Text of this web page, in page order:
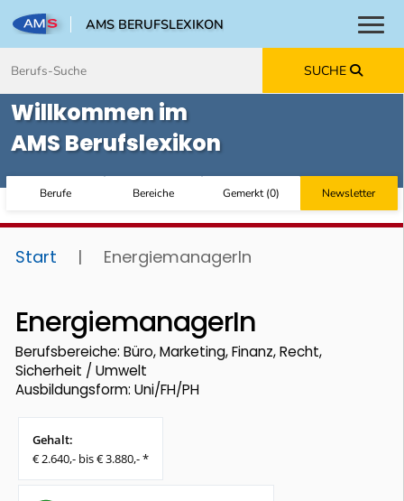
AMS BERUFSLEXIKON
SUCHE
Willkommen im
AMS Berufslexikon
Berufe Bereiche Gemerkt(0) Newsletter
Start | EnergiemanagerIn
EnergiemanagerIn
Berufsbereiche: Büro, Marketing, Finanz, Recht,
Sicherheit / Umwelt
Ausbildungsform: Uni/FH/PH
Gehalt:
€ 2.640,- bis € 3.880,- *